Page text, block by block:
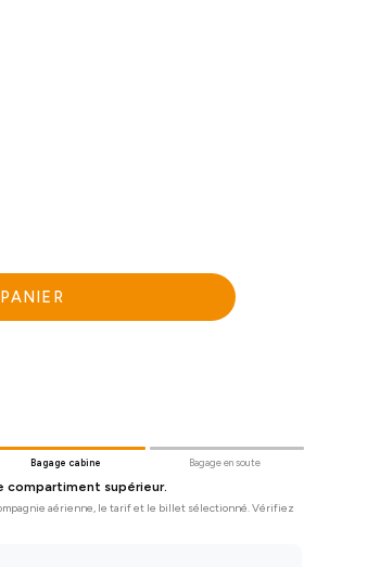
Bagage cabine Bagage en soute
compartiment supérieur.
aérienne, le tarif et le billet sélectionné. Vérifiez